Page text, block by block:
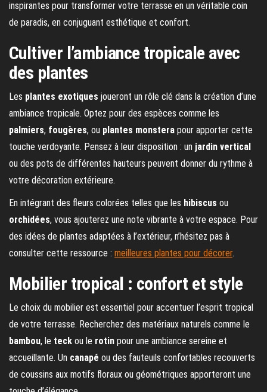
inspirantes pour transformer votre terrasse en un véritable coin
de paradis, en conjuguant esthétique et confort.
Cultiver l’ambiance tropicale avec
des plantes
Les plantes exotiques joueront un rôle clé dans la création d’une
ambiance tropicale. Optez pour des espèces comme les
palmiers, fougères, ou plantes monstera pour apporter cette
touche verdoyante. Pensez à leur disposition : un jardin vertical
ou des pots de différentes hauteurs peuvent donner du rythme à
votre décoration extérieure.
En intégrant des fleurs colorées telles que les hibiscus ou
orchidées, vous ajouterez une note vibrante à votre espace. Pour
des idées de plantes adaptées à l’extérieur, n’hésitez pas à
consulter cette ressource : meilleures plantes pour décorer.
Mobilier tropical : confort et style
Le choix du mobilier est essentiel pour accentuer l’esprit tropical
de votre terrasse. Recherchez des matériaux naturels comme le
bambou, le teck ou le rotin pour une ambiance sereine et
accueillante. Un canapé ou des fauteuils confortables recouverts
de coussins aux motifs floraux ou géométriques apporteront une